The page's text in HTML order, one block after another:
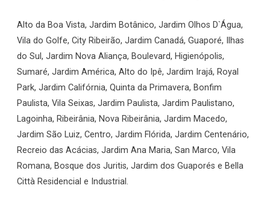
Alto da Boa Vista, Jardim Botânico, Jardim Olhos D`Água,
Vila do Golfe, City Ribeirão, Jardim Canadá, Guaporé, Ilhas
do Sul, Jardim Nova Aliança, Boulevard, Higienópolis,
Sumaré, Jardim América, Alto do Ipê, Jardim Irajá, Royal
Park, Jardim Califórnia, Quinta da Primavera, Bonfim
Paulista, Vila Seixas, Jardim Paulista, Jardim Paulistano,
Lagoinha, Ribeirânia, Nova Ribeirânia, Jardim Macedo,
Jardim São Luiz, Centro, Jardim Flórida, Jardim Centenário,
Recreio das Acácias, Jardim Ana Maria, San Marco, Vila
Romana, Bosque dos Juritis, Jardim dos Guaporés e Bella
Città Residencial e Industrial.